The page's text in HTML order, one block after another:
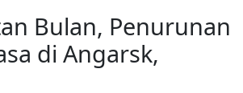
Bulan, Penurunan
di Angarsk,